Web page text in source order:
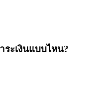
ระเงินแบบไหน?